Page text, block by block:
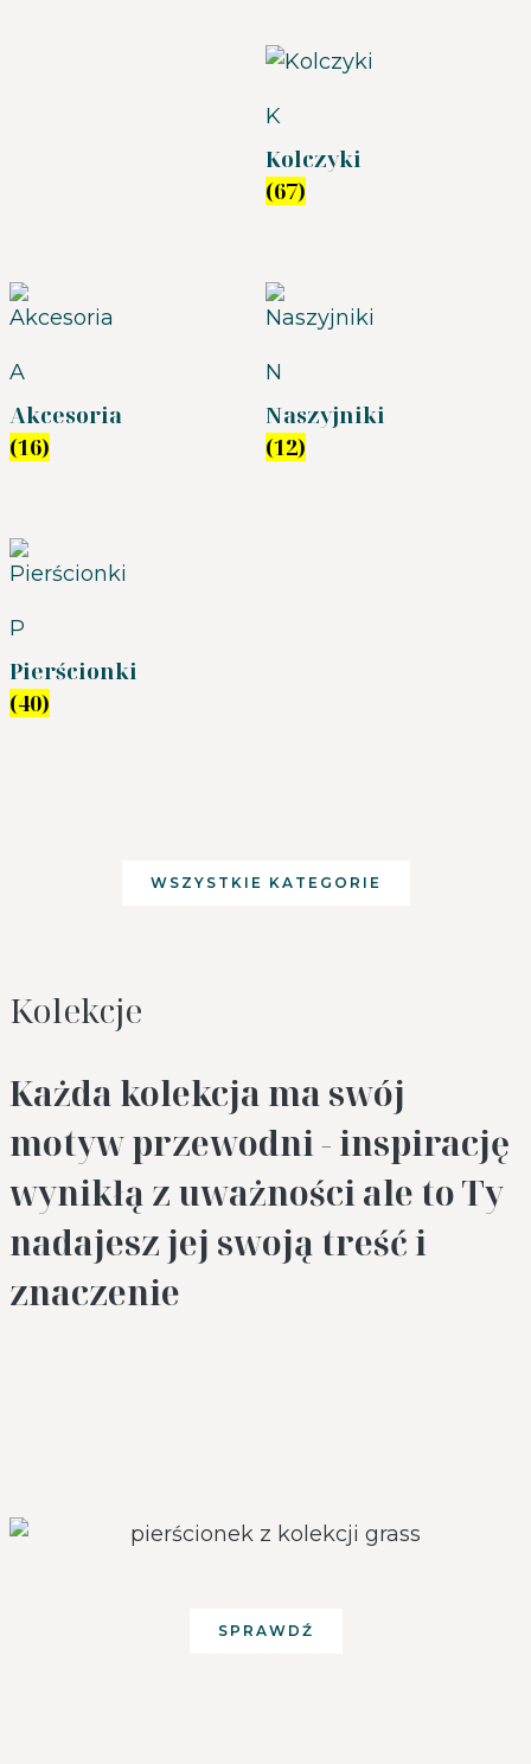
K
Kolczyki
(67)
A
Akcesoria
(16)
N
Naszyjniki
(12)
P
Pierścionki
(40)
WSZYSTKIE KATEGORIE
Kolekcje
Każda kolekcja ma swój
motyw przewodni - inspirację
wynikłą z uważności ale to Ty
nadajesz jej swoją treść i
znaczenie
SPRAWDŹ